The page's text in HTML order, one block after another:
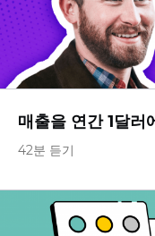
매출을 연간 1달러
42분 듣기